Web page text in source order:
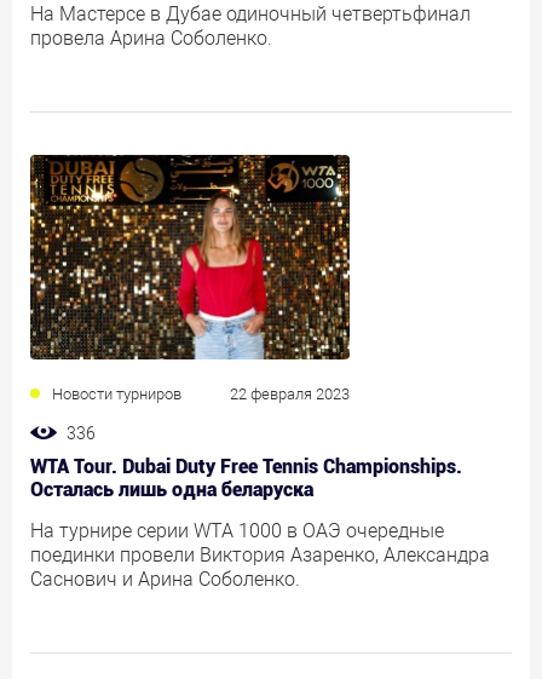
На Мастерсе в Дубае одиночный четвертьфинал
провела Арина Соболенко.
Новости турниров 22 февраля 2023
336
WTA Tour. Dubai Duty Free Tennis Championships.
Осталась лишь одна беларуска
На турнире серии WTA 1000 в ОАЭ очередные
поединки провели Виктория Азаренко, Александра
Саснович и Арина Соболенко.